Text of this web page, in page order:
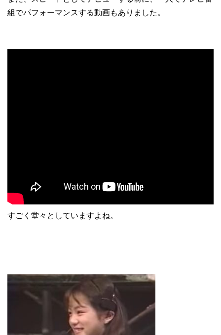
組でパフォーマンスする動画もありました。
すごく堂々としていますよね。